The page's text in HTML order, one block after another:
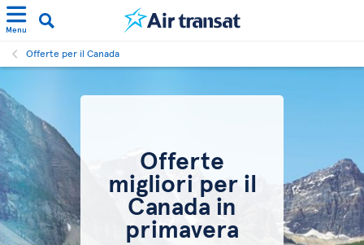
Menu
Offerte per il Canada
Offerte
migliori per il
Canada in
primavera